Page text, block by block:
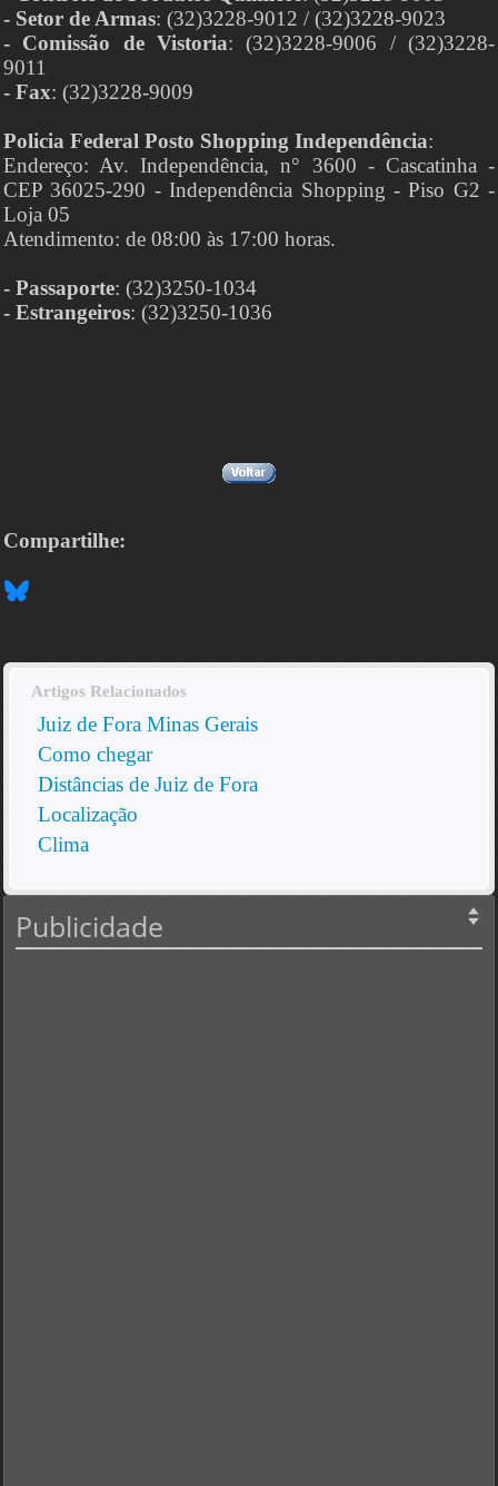
- Setor de Armas: (32)3228-9012 / (32)3228-9023
- Comissão de Vistoria: (32)3228-9006 / (32)3228-
9011
- Fax: (32)3228-9009
Policia Federal Posto Shopping Independência:
Endereço: Av. Independência, n° 3600 - Cascatinha -
CEP 36025-290 - Independência Shopping - Piso G2 -
Loja 05
Atendimento: de 08:00 às 17:00 horas.
- Passaporte: (32)3250-1034
- Estrangeiros: (32)3250-1036
Compartilhe:
Artigos Relacionados
Juiz de Fora Minas Gerais
Como chegar
Distâncias de Juiz de Fora
Localização
Clima
Publicidade